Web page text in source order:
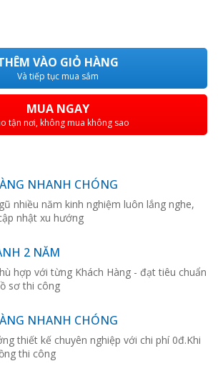
VÀO GIỎ HÀNG
Và tiếp tục mua sắm
MUA NGAY
tận nơi, không mua không sao
NHANH CHÓNG
nhiều năm kinh nghiệm luôn lắng nghe,
nhật xu hướng
2 NĂM
hợp với từng Khách Hàng - đạt tiêu chuẩn
sơ thi công
NHANH CHÓNG
thiết kế chuyên nghiệp với chi phí 0đ.Khi
thi công